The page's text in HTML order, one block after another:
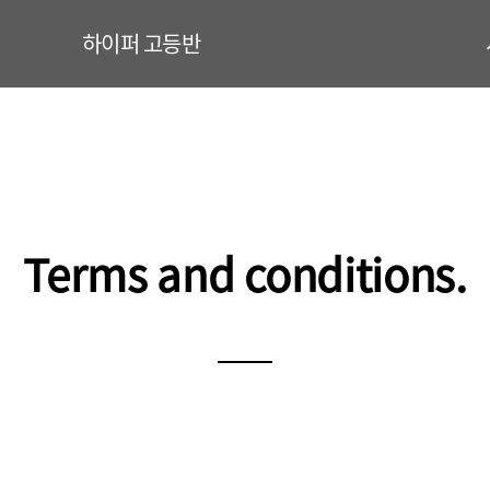
하이퍼 고등반
Terms and conditions.